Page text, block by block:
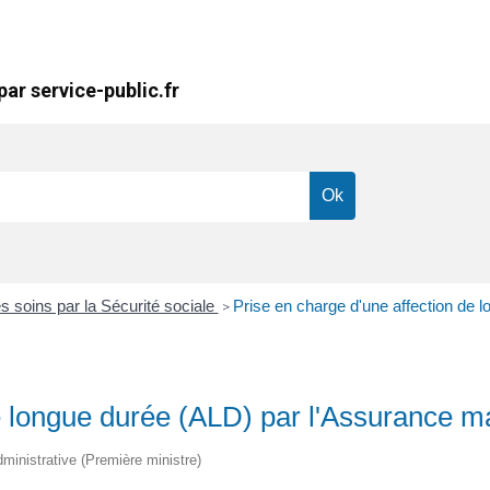
service-public.fr
soins par la Sécurité sociale > Prise en charge d'une affection de
durée (ALD) par l'Assurance
(Première ministre)